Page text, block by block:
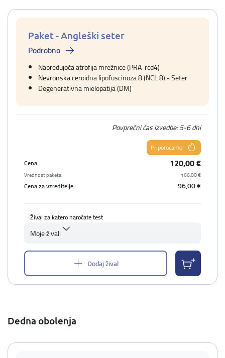
Paket - Angleški seter
Podrobno
Napredujoča atrofija mrežnice (PRA-rcd4)
Nevronska ceroidna lipofuscinoza 8 (NCL 8) - Seter
Degenerativna mielopatija (DM)
Povprečni čas izvedbe: 5-6 dni
Priporočamo
Cena:
120,00 €
Vrednost paketa: 166,00 €
Cena za vzreditelje: 96,00 €
Žival za katero naročate test
Moje živali
Dodaj žival
Dedna obolenja